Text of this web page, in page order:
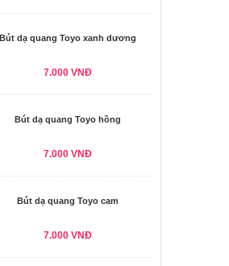
Bút dạ quang Toyo xanh dương
7.000 VNĐ
Bút dạ quang Toyo hồng
7.000 VNĐ
Bút dạ quang Toyo cam
7.000 VNĐ